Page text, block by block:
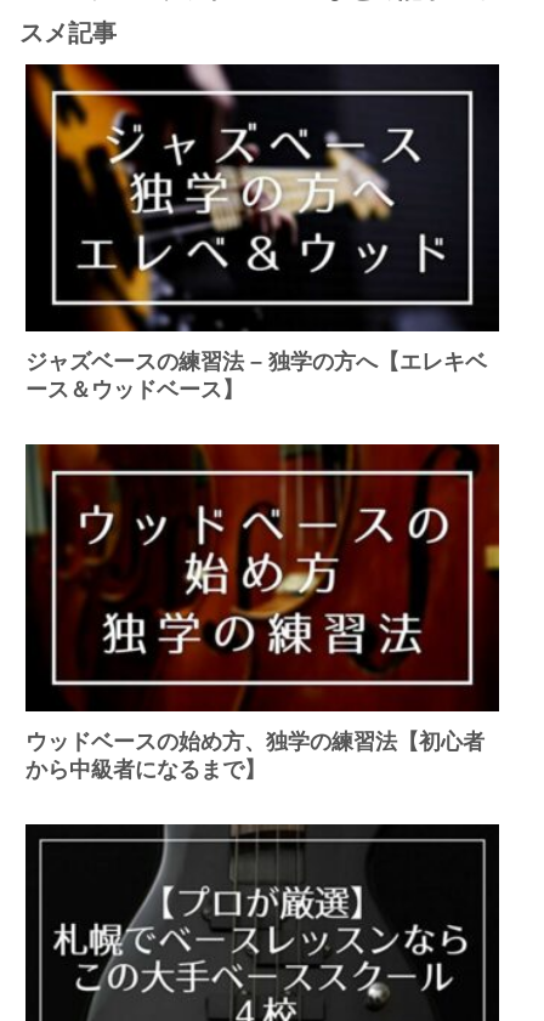
スメ記事
ジャズベースの練習法 – 独学の方へ【エレキベ
ース＆ウッドベース】
ウッドベースの始め方、独学の練習法【初心者
から中級者になるまで】